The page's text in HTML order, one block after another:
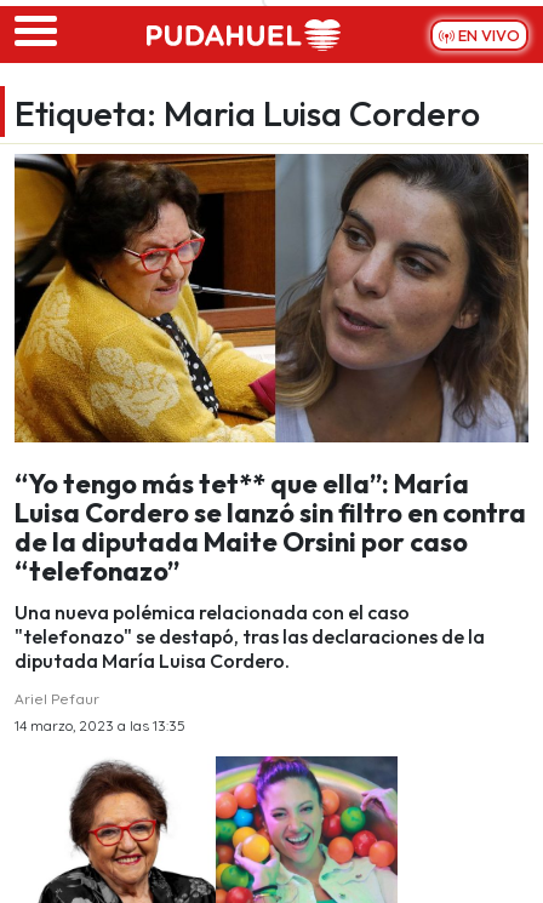
Skip to main content
EN VIVO
Etiqueta: Maria Luisa Cordero
“Yo tengo más tet** que ella”: María
Luisa Cordero se lanzó sin filtro en contra
de la diputada Maite Orsini por caso
“telefonazo”
Una nueva polémica relacionada con el caso
"telefonazo" se destapó, tras las declaraciones de la
diputada María Luisa Cordero.
Ariel Pefaur
14 marzo, 2023 a las 13:35